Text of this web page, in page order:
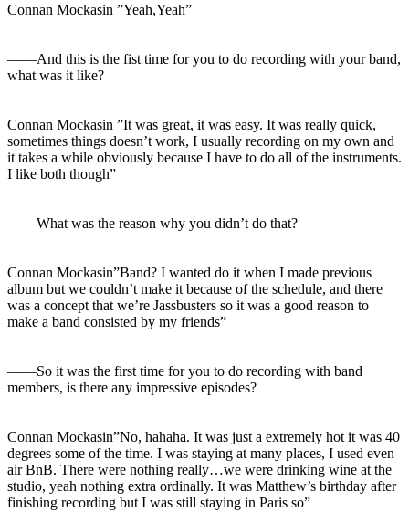
Connan Mockasin ”Yeah,Yeah”
――And this is the fist time for you to do recording with your band,
what was it like?
Connan Mockasin ”It was great, it was easy. It was really quick,
sometimes things doesn’t work, I usually recording on my own and
it takes a while obviously because I have to do all of the instruments.
I like both though”
――What was the reason why you didn’t do that?
Connan Mockasin”Band? I wanted do it when I made previous
album but we couldn’t make it because of the schedule, and there
was a concept that we’re Jassbusters so it was a good reason to
make a band consisted by my friends”
――So it was the first time for you to do recording with band
members, is there any impressive episodes?
Connan Mockasin”No, hahaha. It was just a extremely hot it was 40
degrees some of the time. I was staying at many places, I used even
air BnB. There were nothing really…we were drinking wine at the
studio, yeah nothing extra ordinally. It was Matthew’s birthday after
finishing recording but I was still staying in Paris so”